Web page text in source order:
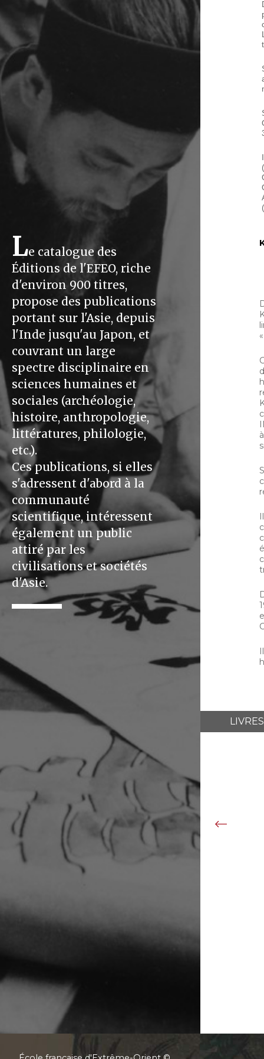
Le catalogue des
Éditions de l'EFEO, riche
d'environ 900 titres,
propose des publications
portant sur l'Asie, depuis
l'Inde jusqu'au Japon, et
couvrant un large
spectre disciplinaire en
sciences humaines et
sociales (archéologie,
histoire, anthropologie,
littératures, philologie,
etc.).
Ces publications, si elles
s'adressent d'abord à la
communauté
scientifique, intéressent
également un public
attiré par les
civilisations et sociétés
d'Asie.